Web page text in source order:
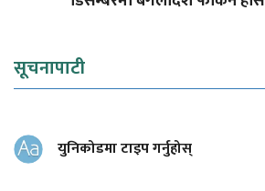
सूचनापाटी
युनिकोडमा टाइप गर्नुहोस्